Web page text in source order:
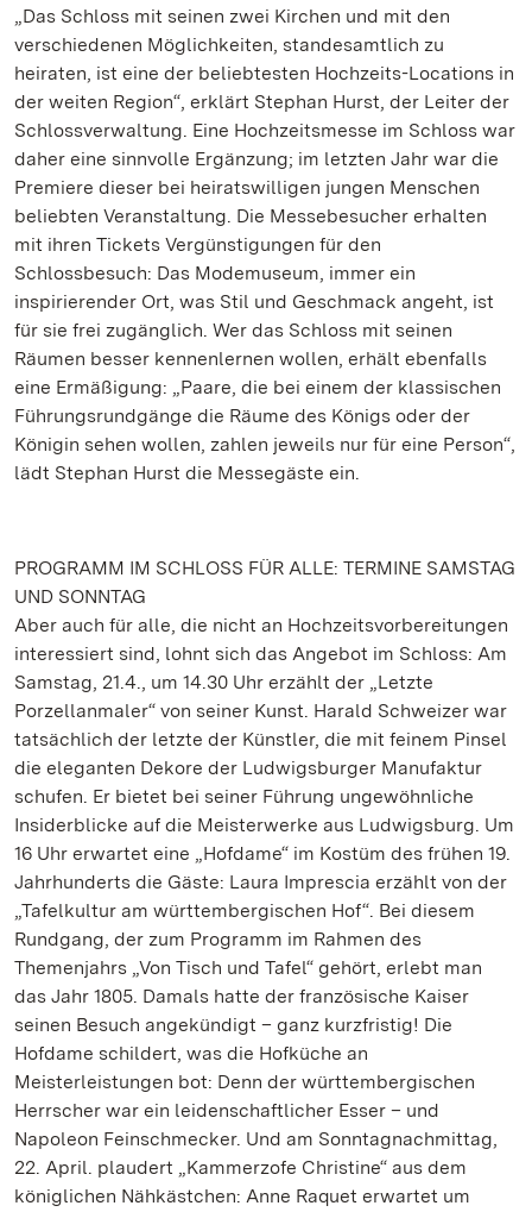
„Das Schloss mit seinen zwei Kirchen und mit den
verschiedenen Möglichkeiten, standesamtlich zu
heiraten, ist eine der beliebtesten Hochzeits-Locations in
der weiten Region“, erklärt Stephan Hurst, der Leiter der
Schlossverwaltung. Eine Hochzeitsmesse im Schloss war
daher eine sinnvolle Ergänzung; im letzten Jahr war die
Premiere dieser bei heiratswilligen jungen Menschen
beliebten Veranstaltung. Die Messebesucher erhalten
mit ihren Tickets Vergünstigungen für den
Schlossbesuch: Das Modemuseum, immer ein
inspirierender Ort, was Stil und Geschmack angeht, ist
für sie frei zugänglich. Wer das Schloss mit seinen
Räumen besser kennenlernen wollen, erhält ebenfalls
eine Ermäßigung: „Paare, die bei einem der klassischen
Führungsrundgänge die Räume des Königs oder der
Königin sehen wollen, zahlen jeweils nur für eine Person“,
lädt Stephan Hurst die Messegäste ein.
PROGRAMM IM SCHLOSS FÜR ALLE: TERMINE SAMSTAG
UND SONNTAG
Aber auch für alle, die nicht an Hochzeitsvorbereitungen
interessiert sind, lohnt sich das Angebot im Schloss: Am
Samstag, 21.4., um 14.30 Uhr erzählt der „Letzte
Porzellanmaler“ von seiner Kunst. Harald Schweizer war
tatsächlich der letzte der Künstler, die mit feinem Pinsel
die eleganten Dekore der Ludwigsburger Manufaktur
schufen. Er bietet bei seiner Führung ungewöhnliche
Insiderblicke auf die Meisterwerke aus Ludwigsburg. Um
16 Uhr erwartet eine „Hofdame“ im Kostüm des frühen 19.
Jahrhunderts die Gäste: Laura Imprescia erzählt von der
„Tafelkultur am württembergischen Hof“. Bei diesem
Rundgang, der zum Programm im Rahmen des
Themenjahrs „Von Tisch und Tafel“ gehört, erlebt man
das Jahr 1805. Damals hatte der französische Kaiser
seinen Besuch angekündigt – ganz kurzfristig! Die
Hofdame schildert, was die Hofküche an
Meisterleistungen bot: Denn der württembergischen
Herrscher war ein leidenschaftlicher Esser – und
Napoleon Feinschmecker. Und am Sonntagnachmittag,
22. April. plaudert „Kammerzofe Christine“ aus dem
königlichen Nähkästchen: Anne Raquet erwartet um